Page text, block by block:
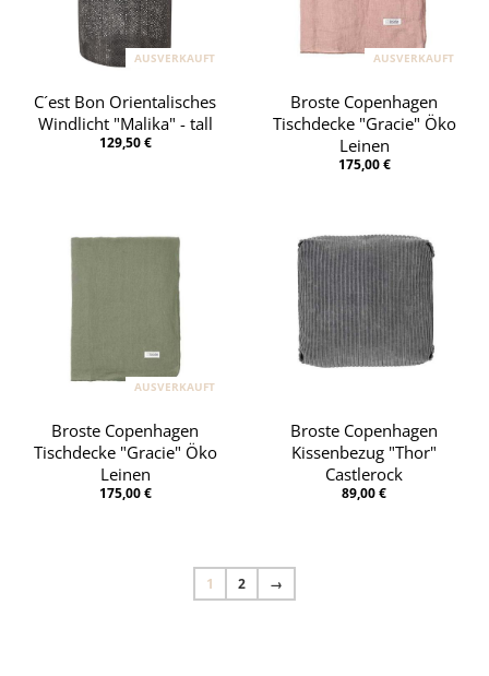
AUSVERKAUFT
C´est Bon Orientalisches
Windlicht "Malika" - tall
129,50 €
AUSVERKAUFT
Broste Copenhagen
Tischdecke "Gracie" Öko
Leinen
175,00 €
AUSVERKAUFT
Broste Copenhagen
Tischdecke "Gracie" Öko
Leinen
175,00 €
Broste Copenhagen
Kissenbezug "Thor"
Castlerock
89,00 €
1 2 →